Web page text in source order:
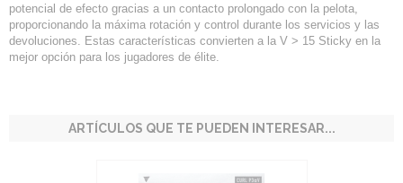
potencial de efecto gracias a un contacto prolongado con la pelota,
proporcionando la máxima rotación y control durante los servicios y las
devoluciones. Estas características convierten a la V > 15 Sticky en la
mejor opción para los jugadores de élite.
ARTÍCULOS QUE TE PUEDEN INTERESAR...